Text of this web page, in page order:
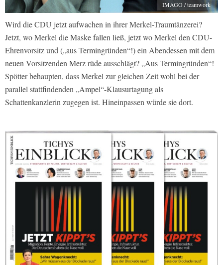
IMAGO / teamwork
Wird die CDU jetzt aufwachen in ihrer Merkel-Traumtänzerei?
Jetzt, wo Merkel die Maske fallen ließ, jetzt wo Merkel den CDU-
Ehrenvorsitz und („aus Termingründen“!) ein Abendessen mit dem
neuen Vorsitzenden Merz rüde ausschlägt? „Aus Termingründen“!
Spötter behaupten, dass Merkel zur gleichen Zeit wohl bei der
parallel stattfindenden „Ampel“-Klausurtagung als
Schattenkanzlerin zugegen ist. Hineinpassen würde sie dort.